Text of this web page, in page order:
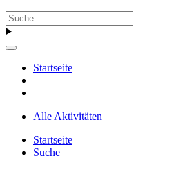
Startseite
Alle Aktivitäten
Startseite
Suche